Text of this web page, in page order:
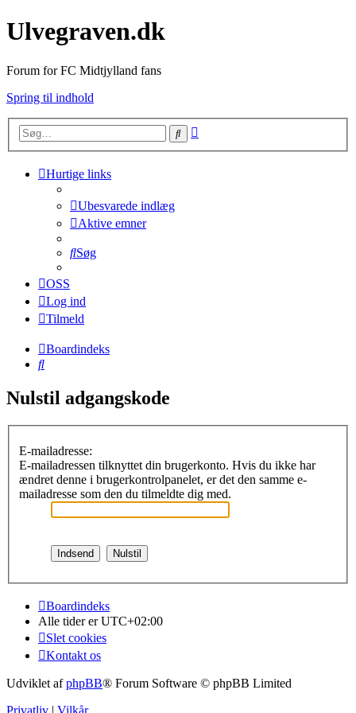
Ulvegraven.dk
Forum for FC Midtjylland fans
Spring til indhold
Søg
Hurtige links
Ubesvarede indlæg
Aktive emner
Søg
OSS
Log ind
Tilmeld
Boardindeks
Søg
Nulstil adgangskode
E-mailadresse:
E-mailadressen tilknyttet din brugerkonto. Hvis du ikke har
ændret denne i brugerkontrolpanelet, er det den samme e-
mailadresse som den du tilmeldte dig med.
Boardindeks
Alle tider erUTC+02:00
Slet cookies
Kontakt os
Udviklet afphpBB® Forum Software © phpBB Limited
Privatliv | Vilkår